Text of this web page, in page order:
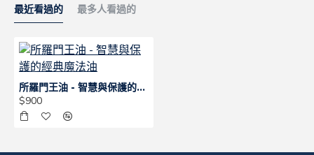
最近看過的 最多人看過的
所羅門王油 - 智慧與保護的經典魔法油
$900